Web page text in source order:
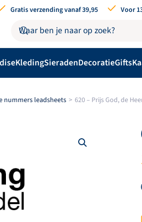
Gratis verzending vanaf 39,95 Voor
KledingSieradenDecoratieGifts
nummers leadsheets 620 – Prijs God, de